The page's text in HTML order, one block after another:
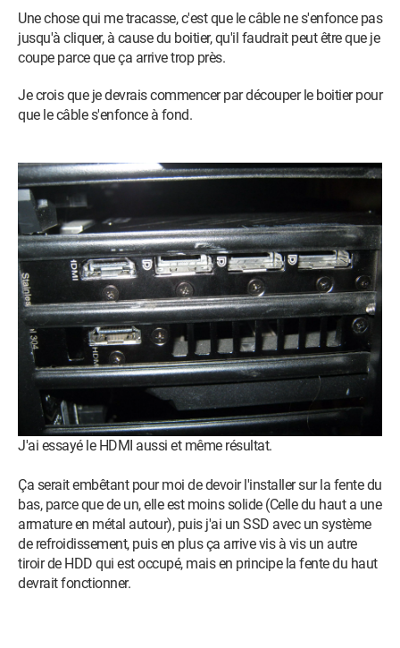
Une chose qui me tracasse, c'est que le câble ne s'enfonce pas
jusqu'à cliquer, à cause du boitier, qu'il faudrait peut être que je
coupe parce que ça arrive trop près.
Je crois que je devrais commencer par découper le boitier pour
que le câble s'enfonce à fond.
J'ai essayé le HDMI aussi et même résultat.
Ça serait embêtant pour moi de devoir l'installer sur la fente du
bas, parce que de un, elle est moins solide (Celle du haut a une
armature en métal autour), puis j'ai un SSD avec un système
de refroidissement, puis en plus ça arrive vis à vis un autre
tiroir de HDD qui est occupé, mais en principe la fente du haut
devrait fonctionner.